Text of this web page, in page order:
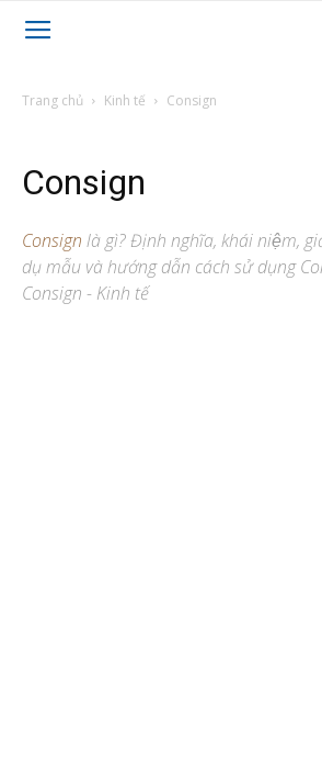
Trang chủ Kinh tế Consign
Consign
Consign là gì? Định nghĩa, khái niệm,
dụ mẫu và hướng dẫn cách sử dụng
Consign - Kinh tế